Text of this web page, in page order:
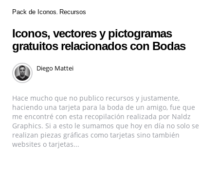
Pack de Iconos Recursos
Iconos, vectores y pictogramas
gratuitos relacionados con Bodas
Diego Mattei
Hace mucho que no publico recursos y justamente,
haciendo una tarjeta para la boda de un amigo, fue que
me encontré con esta recopilación realizada por Naldz
Graphics. Si a esto le sumamos que hoy en día no solo se
realizan piezas gráficas como tarjetas sino también
websites o tarjetas...